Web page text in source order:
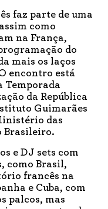
faz parte de uma
como
na França,
do
mais os laços
encontro está
Temporada
da República
Guimarães
das
Brasileiro.
e DJ sets com
como Brasil,
francês na
e Cuba, com
palcos, mas